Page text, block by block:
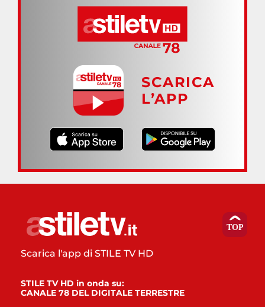
SCARICA
L’APP
Scarica l'app di STILE TV HD
STILE TV HD in onda su:
CANALE 78 DEL DIGITALE TERRESTRE